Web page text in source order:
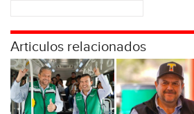
Articulos relacionados